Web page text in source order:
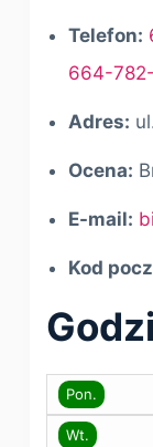
Telefon:
664-
Adres:
Ocena:
E-mail:
Kod
Pon.
Wt.